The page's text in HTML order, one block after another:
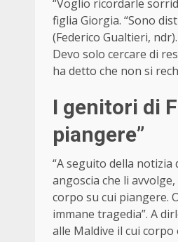
“Voglio ricordarle
figlia Giorgia. “Sono
(Federico Gualtieri,
Devo solo cercare di
ha detto che non si
I genitori di
piangere”
“A seguito della
angoscia che li
corpo su cui piangere.
immane tragedia”. A
alle Maldive il cui